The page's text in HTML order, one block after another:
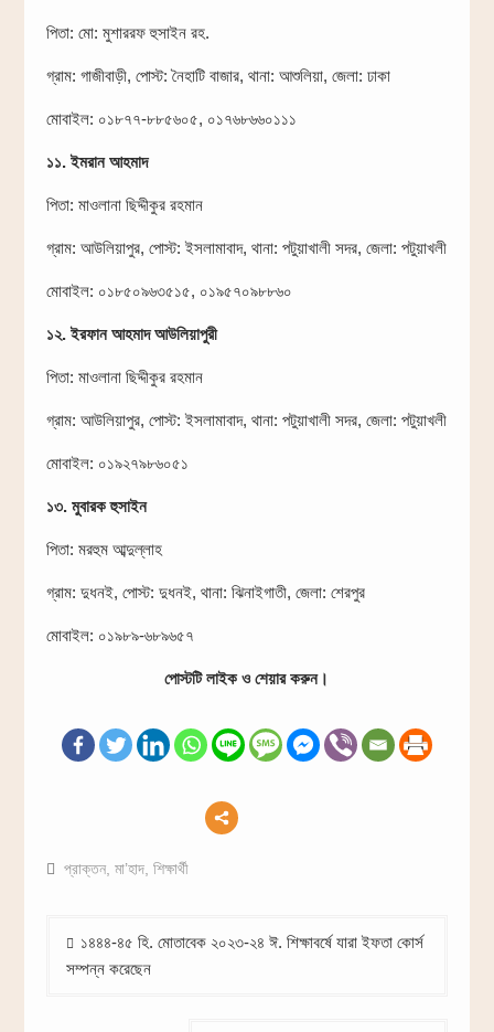
পিতা: মো: মুশাররফ হুসাইন রহ.
গ্রাম: গাজীবাড়ী, পোস্ট: নৈহাটি বাজার, থানা: আশুলিয়া, জেলা: ঢাকা
মোবাইল: ০১৮৭৭-৮৮৫৬০৫, ০১৭৬৮৬৬০১১১
১১. ইমরান আহমাদ
পিতা: মাওলানা ছিদ্দীকুর রহমান
গ্রাম: আউলিয়াপুর, পোস্ট: ইসলামাবাদ, থানা: পটুয়াখালী সদর, জেলা: পটুয়াখলী
মোবাইল: ০১৮৫০৯৬৩৫১৫, ০১৯৫৭০৯৮৮৬০
১২. ইরফান আহমাদ আউলিয়াপুরী
পিতা: মাওলানা ছিদ্দীকুর রহমান
গ্রাম: আউলিয়াপুর, পোস্ট: ইসলামাবাদ, থানা: পটুয়াখালী সদর, জেলা: পটুয়াখলী
মোবাইল: ০১৯২৭৯৮৬০৫১
১৩. মুবারক হুসাইন
পিতা: মরহুম আব্দুল্লাহ
গ্রাম: দুধনই, পোস্ট: দুধনই, থানা: ঝিনাইগাতী, জেলা: শেরপুর
মোবাইল: ০১৯৮৯-৬৮৯৬৫৭
পোস্টটি লাইক ও শেয়ার করুন।
প্রাক্তন, মা’হাদ, শিক্ষার্থী
navigation
১৪৪৪-৪৫ হি. মোতাবেক ২০২৩-২৪ ঈ. শিক্ষাবর্ষে যারা ইফতা কোর্স
সম্পন্ন করেছেন